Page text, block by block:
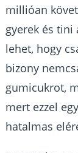
millióan
gyerek és tini
lehet, hogy
bizony
gumicukrot,
mert ezzel
hatalmas